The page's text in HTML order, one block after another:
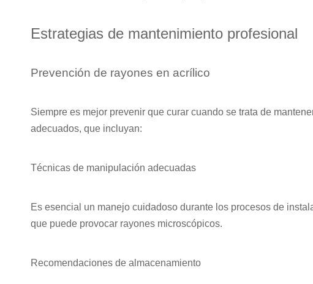
Estrategias de mantenimiento profesional
Prevención de rayones en acrílico
Siempre es mejor prevenir que curar cuando se trata de
adecuados, que incluyan:
Técnicas de manipulación adecuadas
Es esencial un manejo cuidadoso durante los procesos de
que puede provocar rayones microscópicos.
Recomendaciones de almacenamiento